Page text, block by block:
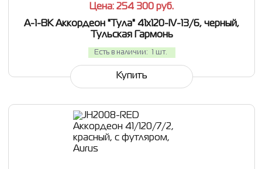
Цена: 254 300 руб.
A-1-BK Аккордеон "Тула" 41х120-IV-13/6, черный,
Тульская Гармонь
Есть в наличии: 1 шт.
Купить